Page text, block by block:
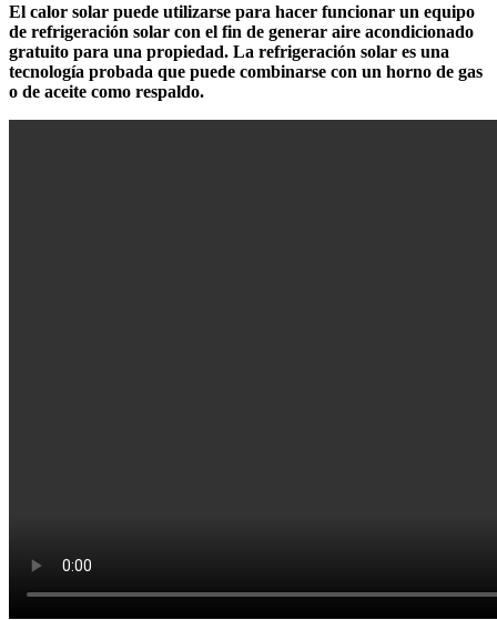
El calor solar puede utilizarse para hacer funcionar un equipo
de refrigeración solar con el fin de generar aire acondicionado
gratuito para una propiedad. La refrigeración solar es una
tecnología probada que puede combinarse con un horno de gas
o de aceite como respaldo.